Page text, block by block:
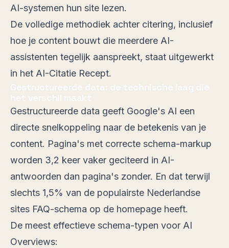
AI-systemen hun site lezen.
De volledige methodiek achter citering, inclusief
hoe je content bouwt die meerdere AI-
assistenten tegelijk aanspreekt, staat uitgewerkt
in het AI-Citatie Recept.
Gestructureerde data geeft Google's AI een
directe snelkoppeling naar de betekenis van je
content. Pagina's met correcte schema-markup
worden 3,2 keer vaker geciteerd in AI-
antwoorden dan pagina's zonder. En dat terwijl
slechts 1,5% van de populairste Nederlandse
sites FAQ-schema op de homepage heeft.
De meest effectieve schema-typen voor AI
Overviews: